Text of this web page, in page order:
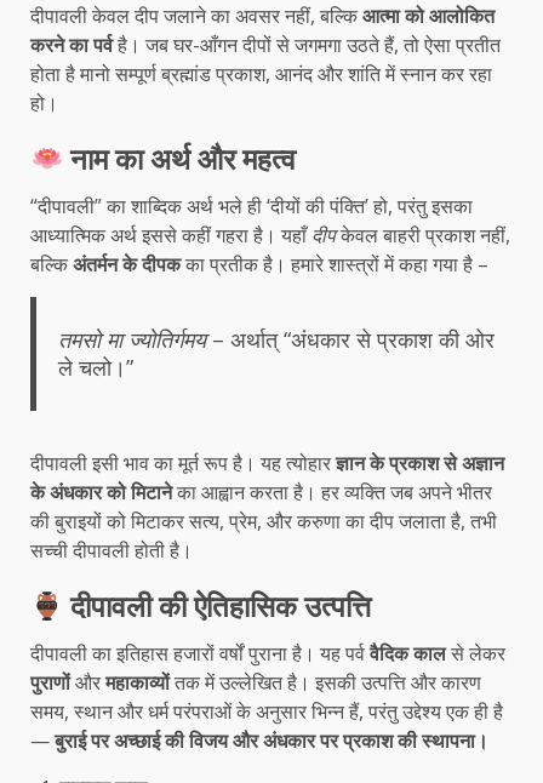
दीपावली केवल दीप जलाने का अवसर नहीं, बल्किआत्मा को आलोकित
करने का पर्वहै। जब घर-आँगन दीपों से जगमगा उठते हैं, तो ऐसा प्रतीत
होता है मानो सम्पूर्ण ब्रह्मांड प्रकाश, आनंद और शांति में स्नान कर रहा
हो।
नाम का अर्थ और महत्व
“दीपावली” का शाब्दिक अर्थ भले ही ‘दीयों की पंक्ति’ हो, परंतु इसका
आध्यात्मिक अर्थ इससे कहीं गहरा है। यहाँदीपकेवल बाहरी प्रकाश नहीं,
बल्किअंतर्मन के दीपकका प्रतीक है। हमारे शास्त्रों में कहा गया है –
तमसो मा ज्योतिर्गमय– अर्थात् “अंधकार से प्रकाश की ओर
ले चलो।”
दीपावली इसी भाव का मूर्त रूप है। यह त्योहारज्ञान के प्रकाश से अज्ञान
के अंधकार को मिटानेका आह्वान करता है। हर व्यक्ति जब अपने भीतर
की बुराइयों को मिटाकर सत्य, प्रेम, और करुणा का दीप जलाता है, तभी
सच्ची दीपावली होती है।
दीपावली की ऐतिहासिक उत्पत्ति
दीपावली का इतिहास हजारों वर्षों पुराना है। यह पर्ववैदिक कालसे लेकर
पुराणोंऔरमहाकाव्योंतक में उल्लेखित है। इसकी उत्पत्ति और कारण
समय, स्थान और धर्म परंपराओं के अनुसार भिन्न हैं, परंतु उद्देश्य एक ही है
—बुराई पर अच्छाई की विजय और अंधकार पर प्रकाश की स्थापना।